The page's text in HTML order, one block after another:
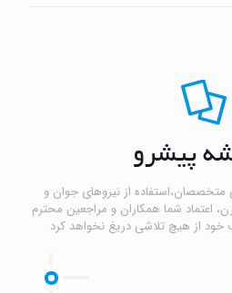
پیشرو
متخصصان،استفاده از نیروهای جوان و
اعتماد شما همکاران و مراجعین محترم
خود از هیچ تلاشی دریغ نخواهد کرد